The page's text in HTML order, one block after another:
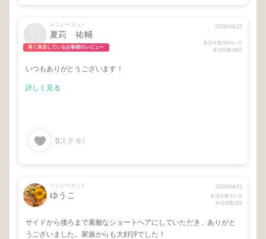
メニュー/ カット
夏苅 祐輔
長く来店しているお客様のレビュー
2026/04/22
来店年数/3年9ヶ月
来店回数/16回
いつもありがとうございます！
詳しく見る
0ステキ!
メニュー/ カット
ゆうこ
2026/04/11
来店年数/1ヶ月
来店回数/2回
サイドから後ろまで素敵なショートヘアにしていただき、ありがと
うございました。家族からも大好評でした！